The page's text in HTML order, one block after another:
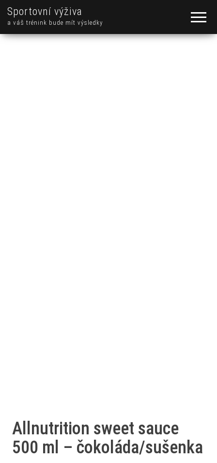
Sportovní výživa
a váš trénink bude mít výsledky
Allnutrition sweet sauce
500 ml – čokoláda/sušenka